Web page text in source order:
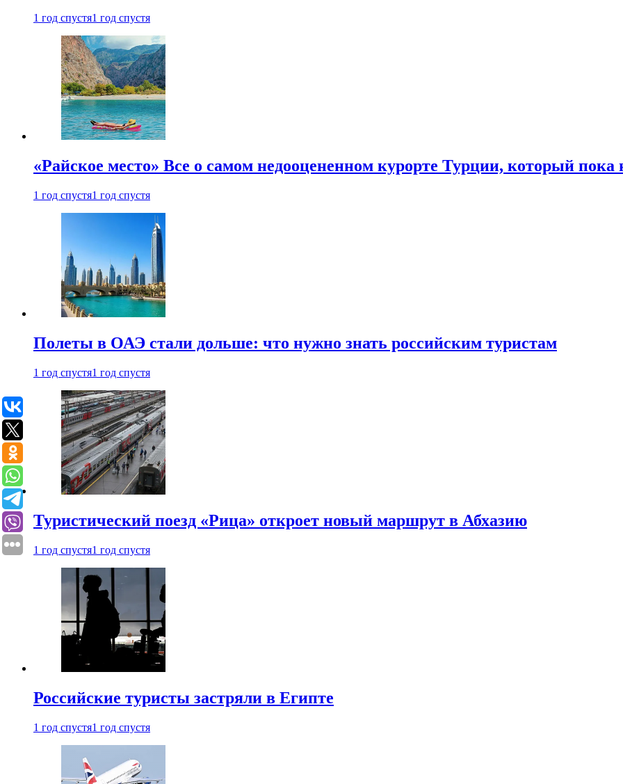
1 год спустя1 год спустя
«Райское место» Все о самом недооцененном курорте Турции, который пока
1 год спустя1 год спустя
Полеты в ОАЭ стали дольше: что нужно знать российским туристам
1 год спустя1 год спустя
Туристический поезд «Рица» откроет новый маршрут в Абхазию
1 год спустя1 год спустя
Российские туристы застряли в Египте
1 год спустя1 год спустя